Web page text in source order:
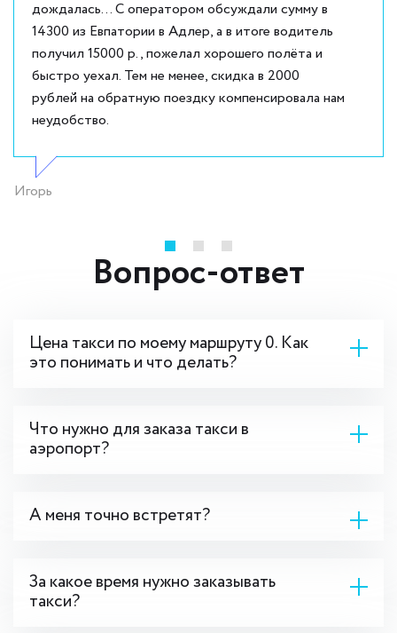
дождалась... С оператором обсуждали сумму в
14300 из Евпатории в Адлер, а в итоге водитель
получил 15000 р., пожелал хорошего полёта и
быстро уехал. Тем не менее, скидка в 2000
рублей на обратную поездку компенсировала нам
неудобство.
Игорь
Вопрос-ответ
Цена такси по моему маршруту 0. Как
это понимать и что делать?
Что нужно для заказа такси в
аэропорт?
А меня точно встретят?
За какое время нужно заказывать
такси?